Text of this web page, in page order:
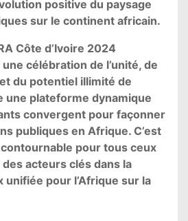
positive du paysage
sur le continent africain.
Côte d’Ivoire 2024
célébration de l’unité, de
du potentiel illimité de
une plateforme dynamique
convergent pour façonner
publiques en Afrique. C’est
pour tous ceux
acteurs clés dans la
unifiée pour l’Afrique sur la